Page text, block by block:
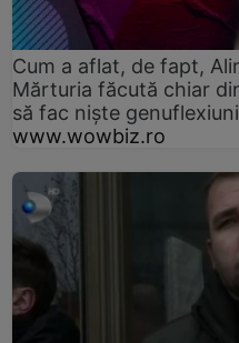
Cum a aflat, de fapt,
Mărturia făcută chiar
să fac niște
www.wowbiz.ro